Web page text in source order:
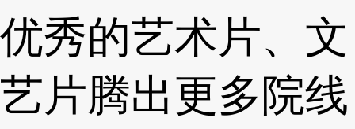
优秀的艺术片、文
艺片腾出更多院线